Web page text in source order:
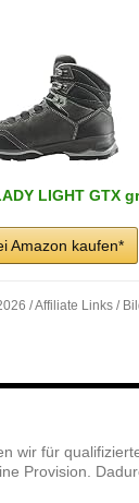
LIGHT GTX
Amazon kaufen*
/ Affiliate Links /
wir für
Provision.